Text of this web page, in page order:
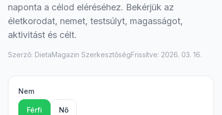
naponta a célod eléréséhez. Bekérjük az
életkorodat, nemet, testsúlyt, magasságot,
aktivitást és célt.
Szerző: DietaMagazin SzerkesztőségFrissítve: 2026. 03. 16.
Nem
Férfi Nő